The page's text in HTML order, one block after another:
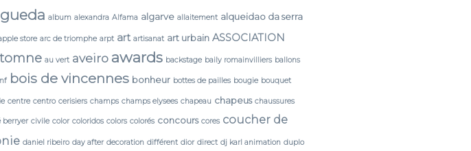
album alexandra Alfama algarve allaitement alqueidao da serra
store arc de triomphe arpt art artisanat art urbain ASSOCIATION
au vert aveiro awards backstage baily romainvilliers ballons
bois de vincennes bonheur bottes de pailles bougie bouquet
centre centro cerisiers champs champs elysees chapeau chapeus chaussures
berryer civile color coloridos colors colorés concours cores coucher de
daniel ribeiro day after decoration différent dior direct dj karl animation duplo